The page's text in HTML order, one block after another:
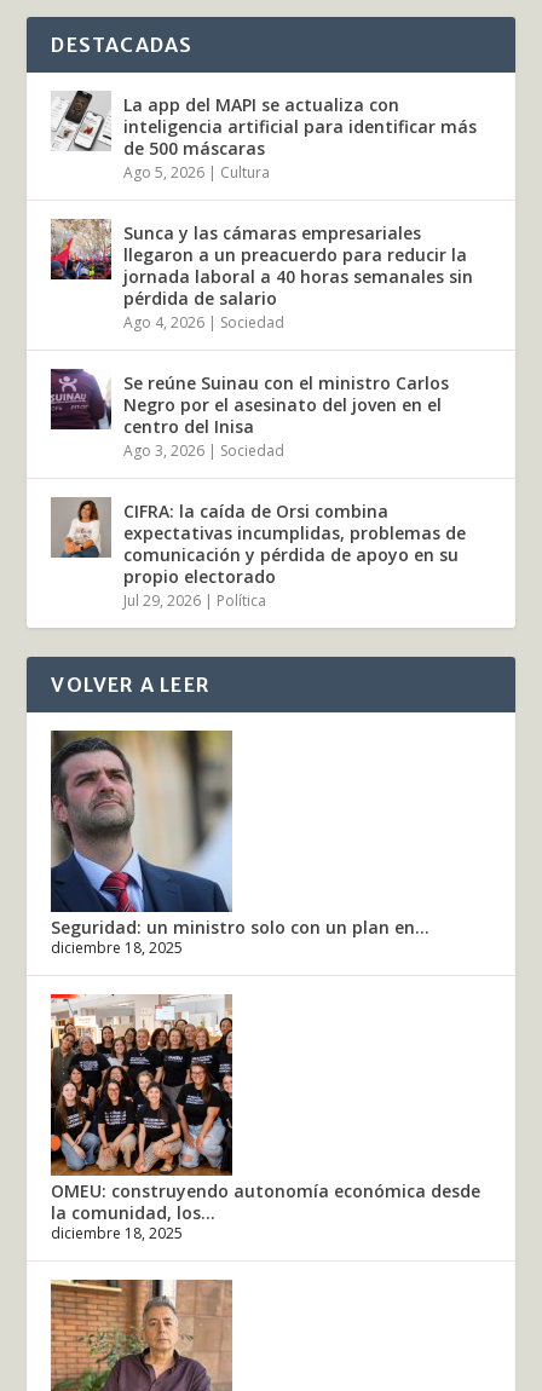
DESTACADAS
La app del MAPI se actualiza con
inteligencia artificial para identificar más
de 500 máscaras
Ago 5, 2026 | Cultura
Sunca y las cámaras empresariales
llegaron a un preacuerdo para reducir la
jornada laboral a 40 horas semanales sin
pérdida de salario
Ago 4, 2026 | Sociedad
Se reúne Suinau con el ministro Carlos
Negro por el asesinato del joven en el
centro del Inisa
Ago 3, 2026 | Sociedad
CIFRA: la caída de Orsi combina
expectativas incumplidas, problemas de
comunicación y pérdida de apoyo en su
propio electorado
Jul 29, 2026 | Política
VOLVER A LEER
Seguridad: un ministro solo con un plan en...
diciembre 18, 2025
OMEU: construyendo autonomía económica desde
la comunidad, los...
diciembre 18, 2025